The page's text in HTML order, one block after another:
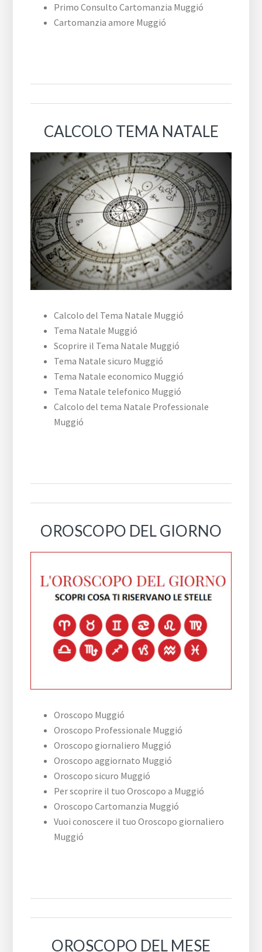
Primo Consulto Cartomanzia Muggió
Cartomanzia amore Muggió
CALCOLO TEMA NATALE
Calcolo del Tema Natale Muggió
Tema Natale Muggió
Scoprire il Tema Natale Muggió
Tema Natale sicuro Muggió
Tema Natale economico Muggió
Tema Natale telefonico Muggió
Calcolo del tema Natale Professionale
Muggió
OROSCOPO DEL GIORNO
Oroscopo Muggió
Oroscopo Professionale Muggió
Oroscopo giornaliero Muggió
Oroscopo aggiornato Muggió
Oroscopo sicuro Muggió
Per scoprire il tuo Oroscopo a Muggió
Oroscopo Cartomanzia Muggió
Vuoi conoscere il tuo Oroscopo giornaliero
Muggió
OROSCOPO DEL MESE